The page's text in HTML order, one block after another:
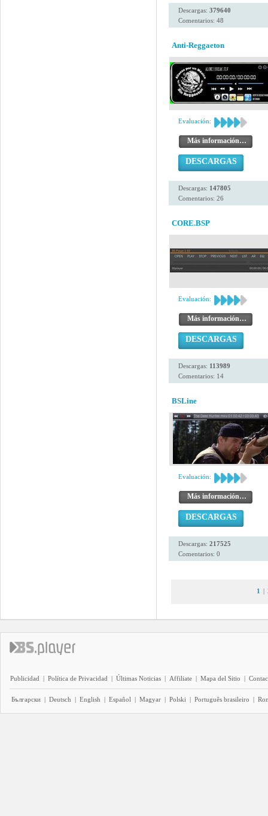
Descargas: 379640
Comentarios: 48
Anti-Reggaeton
Evaluación:
Más información…
DESCARGAS
Descargas: 147805
Comentarios: 26
CORE.BSP
Evaluación:
Más información…
DESCARGAS
Descargas: 113989
Comentarios: 14
BSLine
Evaluación:
Más información…
DESCARGAS
Descargas: 217525
Comentarios: 0
1 |
Publicidad | Política de Privacidad | Últimas Noticias | Affiliate | Mapa del Sitio |
Български | Deutsch | English | Español | Magyar | Polski | Português brasileiro |